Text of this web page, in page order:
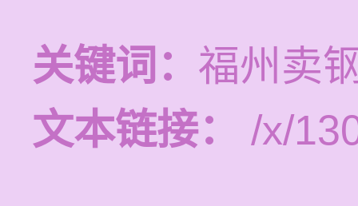
关键词： 福州卖
文本链接：
/x/